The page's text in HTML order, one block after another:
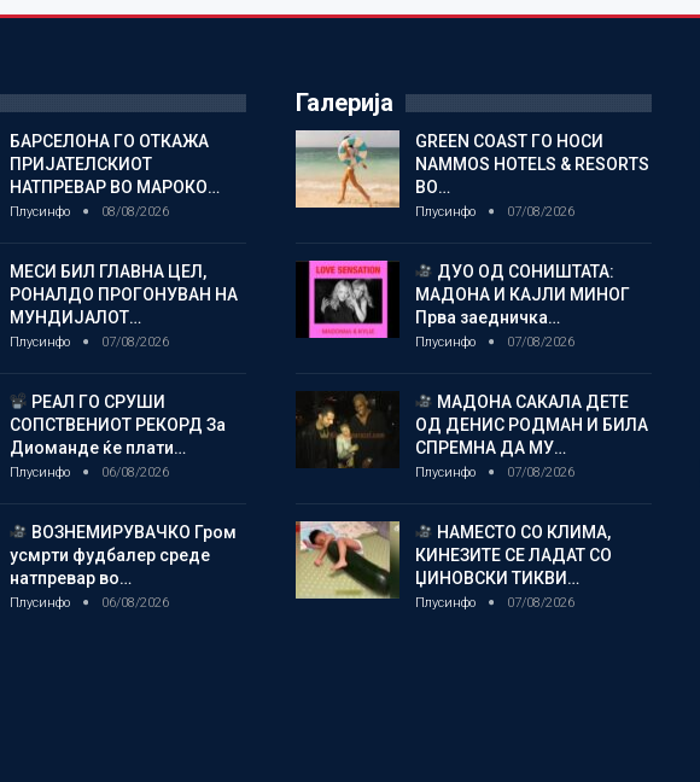
БАРСЕЛОНА ГО ОТКАЖА
ПРИЈАТЕЛСКИОТ
НАТПРЕВАР ВО МАРОКО…
Плусинфо 08/08/2026
МЕСИ БИЛ ГЛАВНА ЦЕЛ,
РОНАЛДО ПРОГОНУВАН НА
МУНДИЈАЛОТ…
Плусинфо 07/08/2026
РЕАЛ ГО СРУШИ
СОПСТВЕНИОТ РЕКОРД За
Диоманде ќе плати…
Плусинфо 06/08/2026
ВОЗНЕМИРУВАЧКО Гром
усмрти фудбалер среде
натпревар во…
Плусинфо 06/08/2026
Галерија
GREEN COAST ГО НОСИ
NAMMOS HOTELS & RESORTS
ВО…
Плусинфо 07/08/2026
ДУО ОД СОНИШТАТА:
МАДОНА И КАЈЛИ МИНОГ
Прва заедничка…
Плусинфо 07/08/2026
МАДОНА САКАЛА ДЕТЕ
ОД ДЕНИС РОДМАН И БИЛА
СПРЕМНА ДА МУ…
Плусинфо 07/08/2026
НАМЕСТО СО КЛИМА,
КИНЕЗИТЕ СЕ ЛАДАТ СО
ЏИНОВСКИ ТИКВИ…
Плусинфо 07/08/2026